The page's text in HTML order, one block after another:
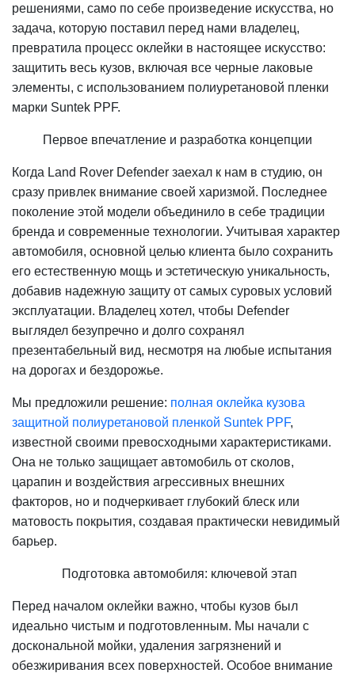
решениями, само по себе произведение искусства, но
задача, которую поставил перед нами владелец,
превратила процесс оклейки в настоящее искусство:
защитить весь кузов, включая все черные лаковые
элементы, с использованием полиуретановой пленки
марки Suntek PPF.
Первое впечатление и разработка концепции
Когда Land Rover Defender заехал к нам в студию, он
сразу привлек внимание своей харизмой. Последнее
поколение этой модели объединило в себе традиции
бренда и современные технологии. Учитывая характер
автомобиля, основной целью клиента было сохранить
его естественную мощь и эстетическую уникальность,
добавив надежную защиту от самых суровых условий
эксплуатации. Владелец хотел, чтобы Defender
выглядел безупречно и долго сохранял
презентабельный вид, несмотря на любые испытания
на дорогах и бездорожье.
Мы предложили решение: полная оклейка кузова
защитной полиуретановой пленкой Suntek PPF,
известной своими превосходными характеристиками.
Она не только защищает автомобиль от сколов,
царапин и воздействия агрессивных внешних
факторов, но и подчеркивает глубокий блеск или
матовость покрытия, создавая практически невидимый
барьер.
Подготовка автомобиля: ключевой этап
Перед началом оклейки важно, чтобы кузов был
идеально чистым и подготовленным. Мы начали с
доскональной мойки, удаления загрязнений и
обезжиривания всех поверхностей. Особое внимание